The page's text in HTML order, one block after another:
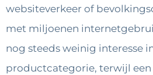
websiteverkeer of
met miljoenen
nog steeds weinig interesse
productcategorie, terwijl